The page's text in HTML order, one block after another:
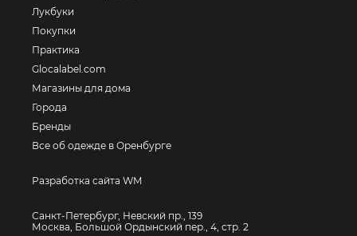
Лукбуки
Покупки
Практика
Glocalabel.com
Магазины для дома
Города
Бренды
Все об одежде в Оренбурге
Разработка сайта WM
Санкт-Петербург, Невский пр., 139
Москва, Большой Ордынский пер., 4, стр. 2